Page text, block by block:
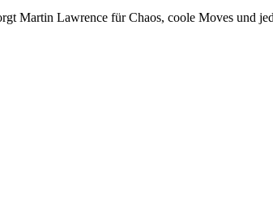
Martin Lawrence für Chaos, coole Moves und